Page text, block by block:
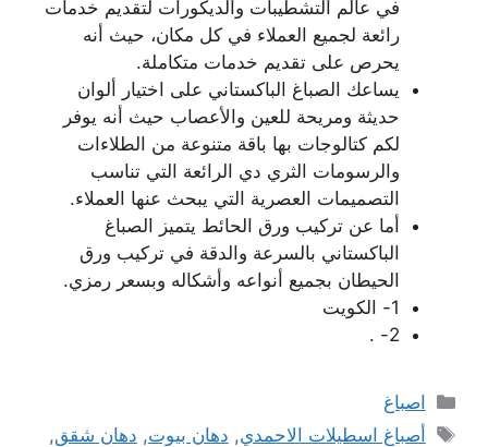
في عالم التشطيبات والديكورات لتقديم خدمات
رائعة لجميع العملاء في كل مكان، حيث أنه
يحرص على تقديم خدمات متكاملة.
يساعك الصباغ الباكستاني على اختيار ألوان
حديثة ومريحة للعين والأعصاب حيث أنه يوفر
لكم كتالوجات بها باقة متنوعة من الطلاءات
والرسومات الثري دي الرائعة التي تناسب
التصميمات العصرية التي يبحث عنها العملاء.
أما عن تركيب ورق الحائط يتميز الصباغ
الباكستاني بالسرعة والدقة في تركيب ورق
الحيطان بجميع أنواعه وأشكاله وبسعر رمزي.
1- الكويت
2- .
التصنيفات
اصباغ
الوسوم
أصباغ اسطيلات الاحمدي, دهان بيوت, دهان شقق,